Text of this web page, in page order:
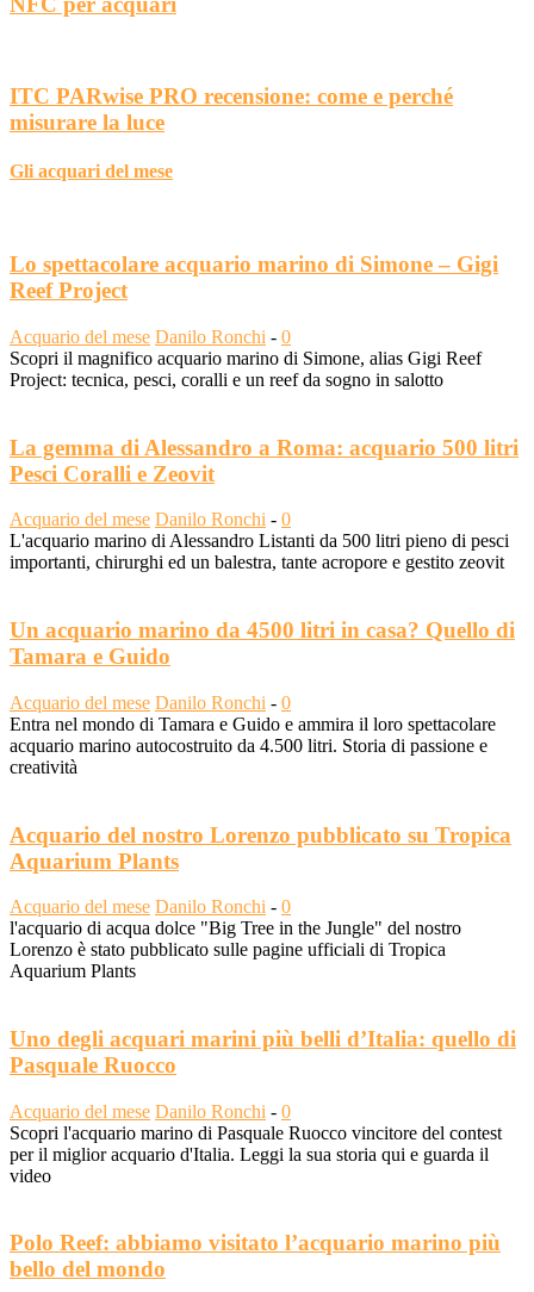
ITC PARwise PRO recensione: come e perché
misurare la luce
Gli acquari del mese
Lo spettacolare acquario marino di Simone – Gigi
Reef Project
Acquario del mese Danilo Ronchi - 0
Scopri il magnifico acquario marino di Simone, alias Gigi Reef
Project: tecnica, pesci, coralli e un reef da sogno in salotto
La gemma di Alessandro a Roma: acquario 500 litri
Pesci Coralli e Zeovit
Acquario del mese Danilo Ronchi - 0
L'acquario marino di Alessandro Listanti da 500 litri pieno di pesci
importanti, chirurghi ed un balestra, tante acropore e gestito zeovit
Un acquario marino da 4500 litri in casa? Quello di
Tamara e Guido
Acquario del mese Danilo Ronchi - 0
Entra nel mondo di Tamara e Guido e ammira il loro spettacolare
acquario marino autocostruito da 4.500 litri. Storia di passione e
creatività
Acquario del nostro Lorenzo pubblicato su Tropica
Aquarium Plants
Acquario del mese Danilo Ronchi - 0
l'acquario di acqua dolce "Big Tree in the Jungle" del nostro
Lorenzo è stato pubblicato sulle pagine ufficiali di Tropica
Aquarium Plants
Uno degli acquari marini più belli d’Italia: quello di
Pasquale Ruocco
Acquario del mese Danilo Ronchi - 0
Scopri l'acquario marino di Pasquale Ruocco vincitore del contest
per il miglior acquario d'Italia. Leggi la sua storia qui e guarda il
video
Polo Reef: abbiamo visitato l’acquario marino più
bello del mondo